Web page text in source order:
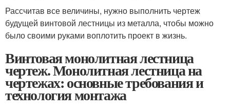
Рассчитав все величины, нужно выполнить чертеж
будущей винтовой лестницы из металла, чтобы можно
было своими руками воплотить проект в жизнь.
Винтовая монолитная лестница
чертеж. Монолитная лестница на
чертежах: основные требования и
технология монтажа